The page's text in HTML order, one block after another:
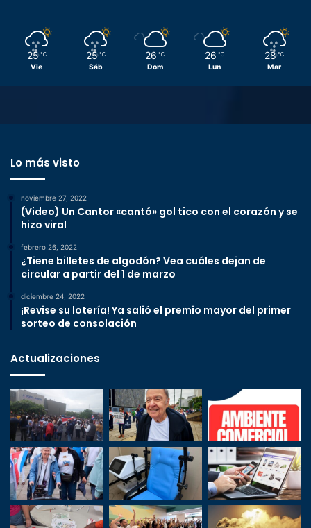
25 ℃
Vie
25 ℃
Sáb
26 ℃
Dom
26 ℃
Lun
28 ℃
Mar
Lo más visto
noviembre 27, 2022
(Video) Un Cantor «cantó» gol tico con el corazón y se
hizo viral
febrero 26, 2022
¿Tiene billetes de algodón? Vea cuáles dejan de
circular a partir del 1 de marzo
diciembre 24, 2022
¡Revise su lotería! Ya salió el premio mayor del primer
sorteo de consolación
Actualizaciones